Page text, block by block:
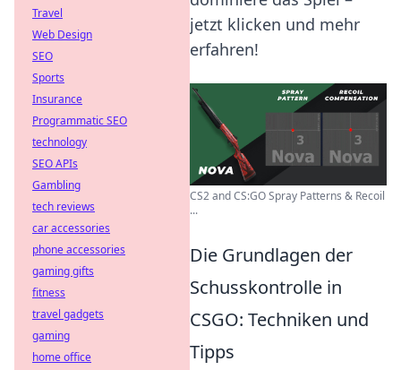
jetzt klicken und mehr
erfahren!
CS2 and CS:GO Spray Patterns & Recoil
...
Die Grundlagen der
Schusskontrolle in
CSGO: Techniken und
Tipps
Travel
Web Design
SEO
Sports
Insurance
Programmatic SEO
technology
SEO APIs
Gambling
tech reviews
car accessories
phone accessories
gaming gifts
fitness
travel gadgets
gaming
home office